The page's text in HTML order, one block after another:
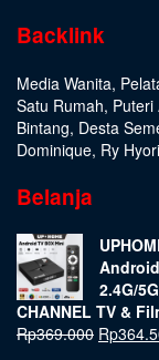
Backlink
Media Wanita,
Satu Rumah, Puteri
Bintang, Desta
Dominique, Ry Hyori
Belanja
2.4G/
CHANNEL TV &
Rp369.000 Rp